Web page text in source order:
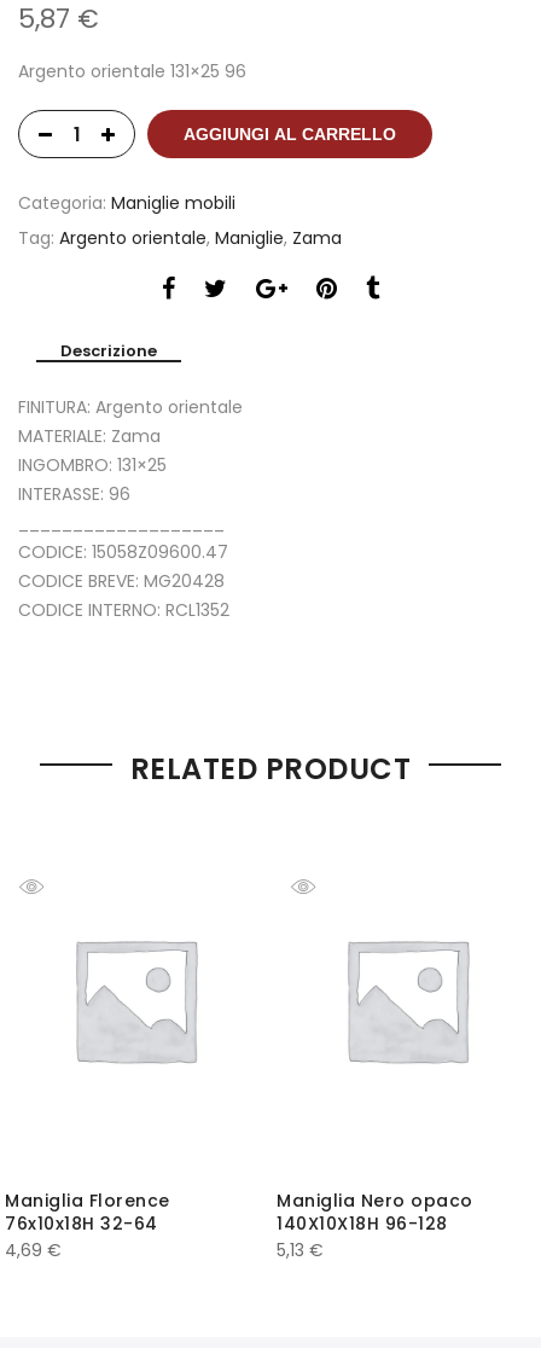
5,87 €
Argento orientale 131×25 96
AGGIUNGI AL CARRELLO
Categoria: Maniglie mobili
Tag: Argento orientale, Maniglie, Zama
Descrizione
FINITURA: Argento orientale
MATERIALE: Zama
INGOMBRO: 131×25
INTERASSE: 96
CODICE: 15058Z09600.47
CODICE BREVE: MG20428
CODICE INTERNO: RCL1352
RELATED PRODUCT
Maniglia Florence
76x10x18H 32-64
4,69 €
Maniglia Nero opaco
140X10X18H 96-128
5,13 €